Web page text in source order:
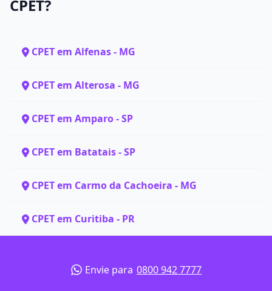
CPET?
CPET em Alfenas - MG
CPET em Alterosa - MG
CPET em Amparo - SP
CPET em Batatais - SP
CPET em Carmo da Cachoeira - MG
CPET em Curitiba - PR
Envie para 0800 942 7777